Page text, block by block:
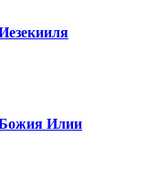
Божия Илии